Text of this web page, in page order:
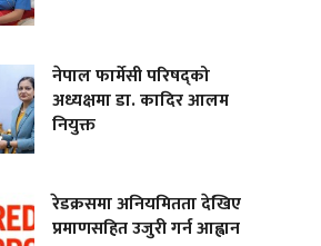
नेपाल फार्मेसी परिषद्को
अध्यक्षमा डा. कादिर आलम
नियुक्त
रेडक्रसमा अनियमितता देखिए
प्रमाणसहित उजुरी गर्न आह्वान